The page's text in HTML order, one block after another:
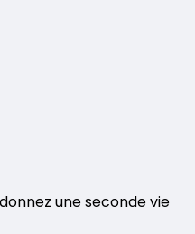
une seconde vie